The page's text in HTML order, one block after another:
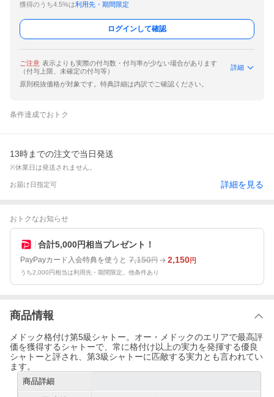
獲得のうち4.5%は利用先・期間限定
ログインして確認
ご注意 表示よりも実際の付与数・付与率が少ない場合があります
（付与上限、未確定の付与等）
詳細
原則税抜価格が対象です。特典詳細は内訳でご確認ください。
条件達成でおトク
13時までの注文で当日発送
※休業日は発送されません。
お届け日指定可 詳細を見る
おトクなお知らせ
合計5,000円相当プレゼント！
PayPayカード入会特典を使うと 7,150円 2,150円
うち2,000円相当は利用先・期間限定。他条件あり
商品情報
メドック格付け第5級シャトー。オー・メドックのエリアで最高評
価を獲得するシャトーで、常に格付け以上の実力を発揮する優良
シャトーと評され、第3級シャトーに匹敵する実力とも言われてい
ます。
商品詳細